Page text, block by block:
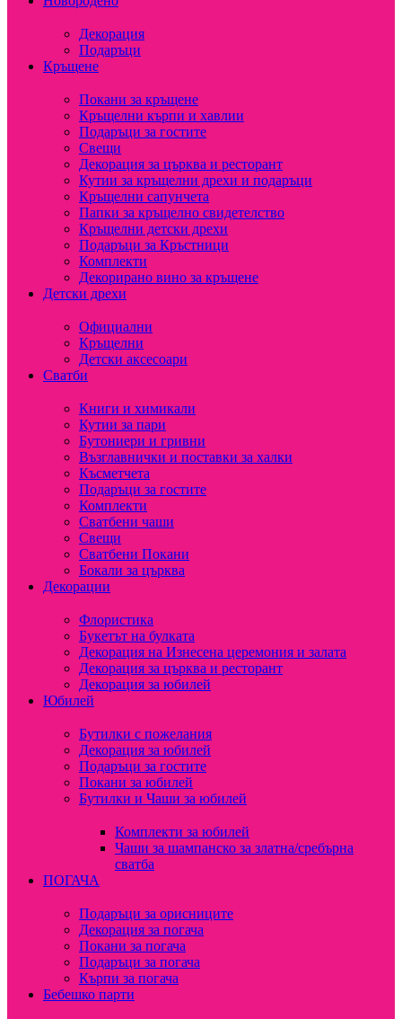
Декорация
Подаръци
Кръщене
Покани за кръщене
Кръщелни кърпи и хавлии
Подаръци за гостите
Свещи
Декорация за църква и ресторант
Кутии за кръщелни дрехи и подаръци
Кръщелни сапунчета
Папки за кръщелно свидетелство
Кръщелни детски дрехи
Подаръци за Кръстници
Комплекти
Декорирано вино за кръщене
Детски дрехи
Официални
Кръщелни
Детски аксесоари
Сватби
Книги и химикали
Кутии за пари
Бутониери и гривни
Възглавнички и поставки за халки
Късметчета
Подаръци за гостите
Комплекти
Сватбени чаши
Свещи
Сватбени Покани
Бокали за църква
Декорации
Флористика
Букетът на булката
Декорация на Изнесена церемония и залата
Декорация за църква и ресторант
Декорация за юбилей
Юбилей
Бутилки с пожелания
Декорация за юбилей
Подаръци за гостите
Покани за юбилей
Бутилки и Чаши за юбилей
Комплекти за юбилей
Чаши за шампанско за златна/сребърна
сватба
ПОГАЧА
Подаръци за орисниците
Декорация за погача
Покани за погача
Подаръци за погача
Кърпи за погача
Бебешко парти